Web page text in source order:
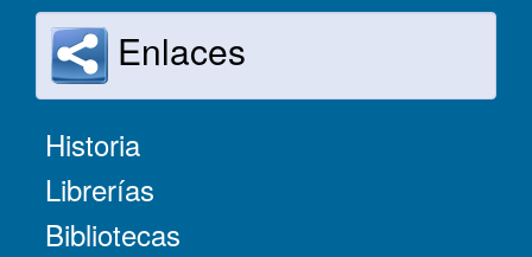
Enlaces
Historia
Librerías
Bibliotecas